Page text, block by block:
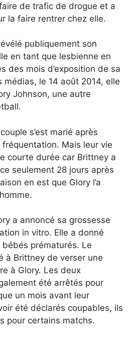
de trafic de drogue et a
la faire rentrer chez elle.
publiquement son
en tant que lesbienne en
des mois d’exposition de sa
médias, le 14 août 2014, elle
Johnson, une autre
s’est marié après
Mais leur vie
courte durée car Brittney a
seulement 28 jours après
en est que Glory l’a
a annoncé sa grossesse
in vitro. Elle a donné
prématurés. Le
à Brittney de verser une
à Glory. Les deux
été arrêtés pour
un mois avant leur
été déclarés coupables, ils
pour certains matchs.